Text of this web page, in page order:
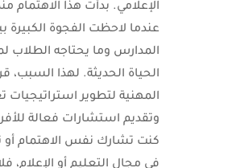
الإعلامي. بدأت هذا الاهتمام
عندما لاحظت الفجوة الكبيرة
المدارس وما يحتاجه الطلاب
الحياة الحديثة. لهذا السبب،
المهنية لتطوير استراتيجيات
وتقديم استشارات فعالة
كنت تشارك نفس الاهتمام أو
في مجال التعليم أو الإعلام،